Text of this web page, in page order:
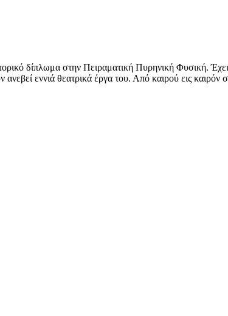
δίπλωμα στην Πειραματική Πυρηνική Φυσική.
εννιά θεατρικά έργα του. Από καιρού εις καιρόν